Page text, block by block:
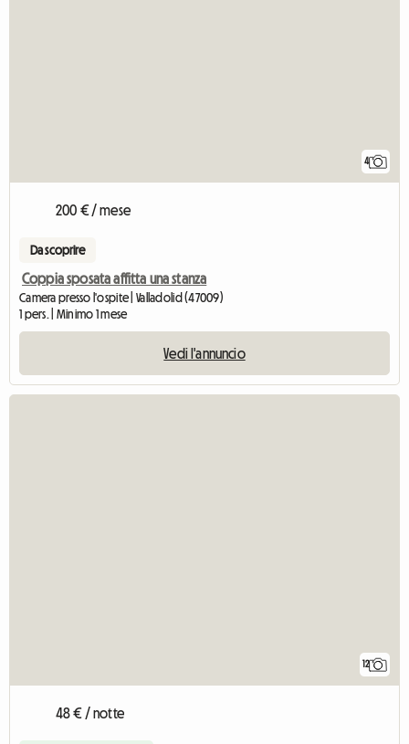
4
200 € / mese
Da scoprire
Coppia sposata affitta una stanza
Camera presso l'ospite | Valladolid (47009)
1 pers. | Minimo 1 mese
Vedi l'annuncio
12
48 € / notte